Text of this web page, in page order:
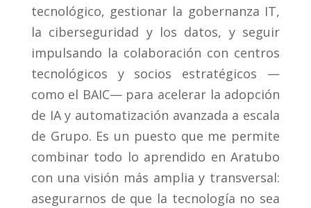
tecnológico, gestionar la gobernanza IT,
la ciberseguridad y los datos, y seguir
impulsando la colaboración con centros
tecnológicos y socios estratégicos —
como el BAIC— para acelerar la adopción
de IA y automatización avanzada a escala
de Grupo. Es un puesto que me permite
combinar todo lo aprendido en Aratubo
con una visión más amplia y transversal:
asegurarnos de que la tecnología no sea